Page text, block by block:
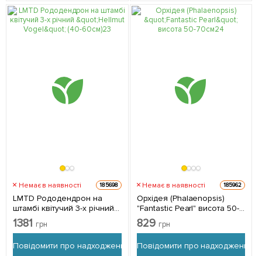
Немає в наявності 185698
LMTD Рододендрон на
штамбі квітучий 3-х річний
"Hellmut Vogel" (40-60см) з
Нідерландів 1 саджанець в
1381 грн
Повідомити про надходження
Немає в наявності 185962
Орхідея (Phalaenopsis)
"Fantastic Pearl" висота 50-
70см 1 саджанець в
упаковці (кімнатний)
829 грн
Повідомити про надходження